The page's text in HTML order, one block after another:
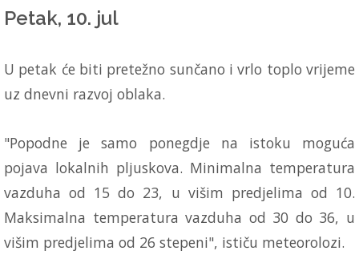
Petak, 10. jul
U petak će biti pretežno sunčano i vrlo toplo vrijeme
uz dnevni razvoj oblaka.
"Popodne je samo ponegdje na istoku moguća
pojava lokalnih pljuskova. Minimalna temperatura
vazduha od 15 do 23, u višim predjelima od 10.
Maksimalna temperatura vazduha od 30 do 36, u
višim predjelima od 26 stepeni", ističu meteorolozi.